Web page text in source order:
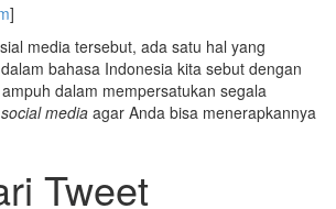
]
media tersebut, ada satu hal yang
bahasa Indonesia kita sebut dengan
dalam mempersatukan segala
social media agar Anda bisa menerapkannya
Tweet